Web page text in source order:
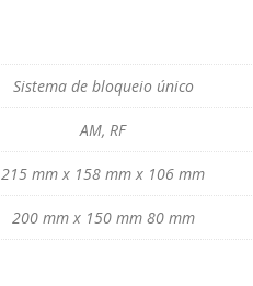
Sistema de bloqueio único
AM, RF
215 mm x 158 mm x 106 mm
200 mm x 150 mm 80 mm